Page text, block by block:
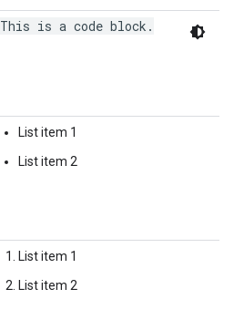
This is a code block.
List item 1
List item 2
List item 1
List item 2